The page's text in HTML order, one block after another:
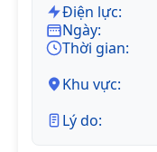
Điện lực:
Ngày:
Thời gian:
Khu vực:
Lý do: